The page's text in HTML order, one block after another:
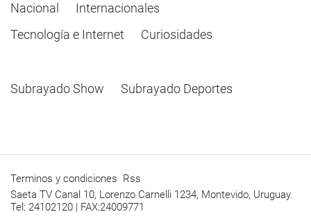
Nacional
Internacionales
Tecnología e Internet
Curiosidades
Subrayado Show Subrayado Deportes
Terminos y condiciones Rss
Saeta TV Canal 10, Lorenzo Carnelli 1234, Montevido, Uruguay.
Tel: 24102120 | FAX:24009771